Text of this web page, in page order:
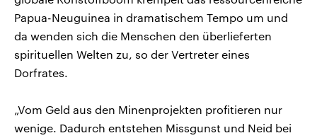
Papua-Neuguinea in dramatischem Tempo um und
da wenden sich die Menschen den überlieferten
spirituellen Welten zu, so der Vertreter eines
Dorfrates.
„Vom Geld aus den Minenprojekten profitieren nur
wenige. Dadurch entstehen Missgunst und Neid bei